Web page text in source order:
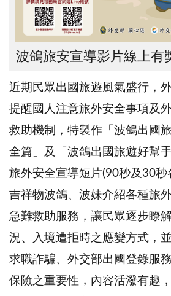
波鴿旅安宣導影片線上有
近期民眾出國旅遊風氣盛行，
提醒國人注意旅外安全事項及
救助機制，特製作「波鴿出國
全篇」及「波鴿出國旅遊好幫
旅外安全宣導短片(90秒及30秒
吉祥物波鴿、波妹介紹各種旅
急難救助服務，讓民眾逐步瞭
況、入境遭拒時之應變方式，
求職詐騙、外交部出國登錄服
保險之重要性，內容活潑有趣